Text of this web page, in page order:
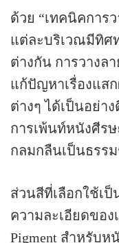
ด้วย “เทคนิคการ
แต่ละบริเวณมีทิศ
ต่างกัน การวางล
แก้ปัญหาเรื่องแส
ต่างๆ ได้เป็นอย่า
การเพ้นท์หนังศีรษ
กลมกลืนเป็นธรร
ส่วนสีที่เลือกใช้เ
ความละเอียดของ
Pigment สำหรับห